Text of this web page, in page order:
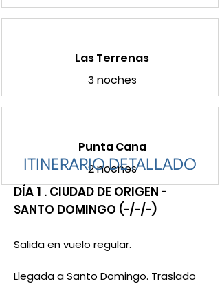
Las Terrenas
3 noches
Punta Cana
2 noches
ITINERARIO DETALLADO
DÍA 1 . CIUDAD DE ORIGEN -
SANTO DOMINGO (-/-/-)
Salida en vuelo regular.
Llegada a Santo Domingo. Traslado